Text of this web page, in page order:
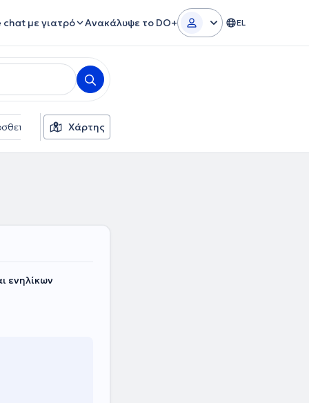
chat με γιατρό Ανακάλυψε το DO+ EL
φίλτρα Γλώσσες
Χάρτης
ενηλίκων